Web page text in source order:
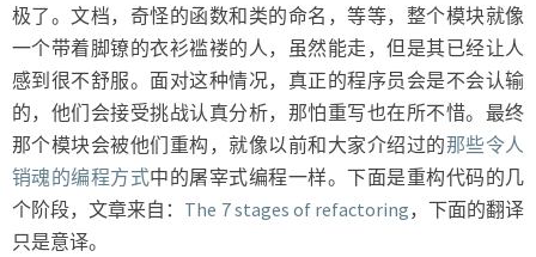
段
极了。文档，奇怪的函数和类的命名，等等，整个模块就像
一个带着脚镣的衣衫褴褛的人，虽然能走，但是其已经让人
感到很不舒服。面对这种情况，真正的程序员会是不会认输
的，他们会接受挑战认真分析，那怕重写也在所不惜。最终
那个模块会被他们重构，就像以前和大家介绍过的那些令人
销魂的编程方式中的屠宰式编程一样。下面是重构代码的几
个阶段，文章来自： The 7 stages of refactoring，下面的翻译
只是意译。